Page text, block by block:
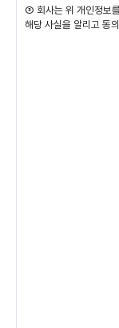
③ 회사는 위 개인정보
해당 사실을 알리고 동